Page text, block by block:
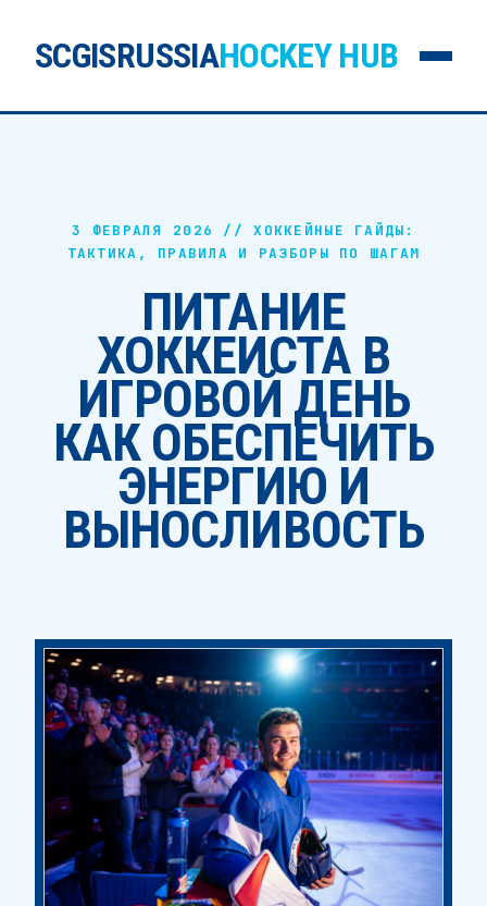
SCGISRUSSIAHOCKEY HUB
3 ФЕВРАЛЯ 2026 //ХОККЕЙНЫЕ ГАЙДЫ:
ТАКТИКА, ПРАВИЛА И РАЗБОРЫ ПО ШАГАМ
ПИТАНИЕ
ХОККЕИСТА В
ИГРОВОЙ ДЕНЬ
КАК ОБЕСПЕЧИТЬ
ЭНЕРГИЮ И
ВЫНОСЛИВОСТЬ